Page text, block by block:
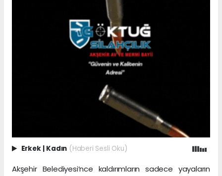
Erkek | Kadın (Haberi Sesli Oku)
Akşehir Belediyesi’nce kaldırımların sadece yayaların